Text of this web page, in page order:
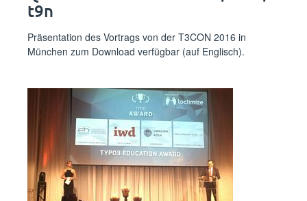
t9n
Präsentation des Vortrags von der T3CON 2016 in
München zum Download verfügbar (auf Englisch).